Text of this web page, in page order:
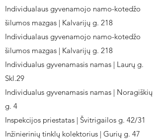
Individualaus gyvenamojo namo-kotedžo
šilumos mazgas | Kalvarijų g. 218
Individualaus gyvenamojo namo-kotedžo
šilumos mazgas | Kalvarijų g. 218
Individualus gyvenamasis namas | Laurų g.
Skl.29
Individualus gyvenamasis namas | Noragiškių
g. 4
Inspekcijos priestatas | Švitrigailos g. 42/31
Inžinierinių tinklų kolektorius | Gurių g. 47